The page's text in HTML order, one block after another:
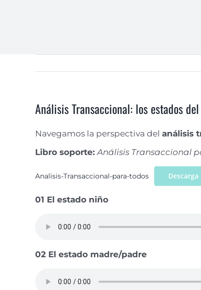
Análisis Transaccional: los estados
Navegamos la perspectiva del análisis
Libro soporte:Análisis Transaccional
Analisis-Transaccional-para-todos Descarga
01 El estado niño
02 El estado madre/padre